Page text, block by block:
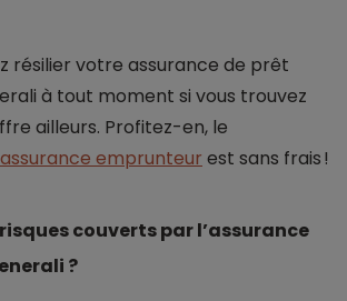
résilier votre assurance de prêt
à tout moment si vous trouvez
ailleurs. Profitez-en, le
emprunteur est sans frais !
couverts par l’assurance
?